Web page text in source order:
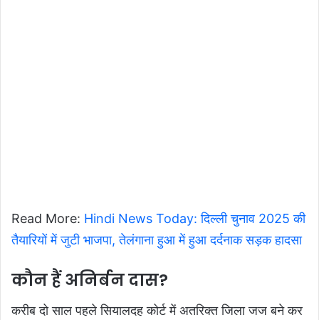
Read More: Hindi News Today: दिल्ली चुनाव 2025 की
तैयारियों में जुटी भाजपा, तेलंगाना हुआ में हुआ दर्दनाक सड़क हादसा
कौन हैं अनिर्बन दास?
करीब दो साल पहले सियालदह कोर्ट में अतरिक्त जिला जज बने कर